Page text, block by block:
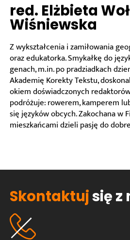
red. Elżbieta
Wiśniewska
Z wykształcenia i zamiłowania
oraz edukatorka. Smykałkę do
genach, m.in. po pradziadkach
Akademię Korekty Tekstu,
okiem doświadczonych
podróżuje: rowerem, kamperem
się języków obcych. Zakochana w
mieszkańcami dzieli pasję do
Skontaktujsię z